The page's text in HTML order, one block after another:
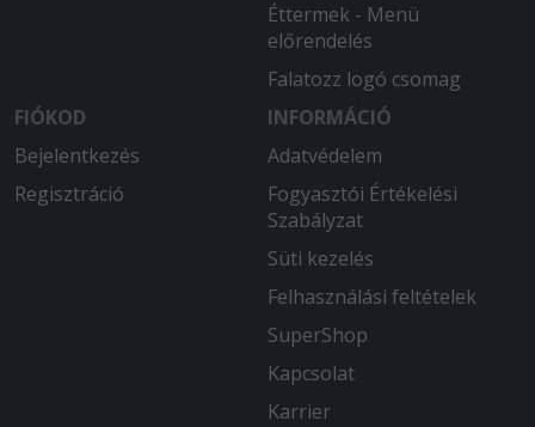
Éttermek - Menü
előrendelés
Falatozz logó csomag
FIÓKOD
Bejelentkezés
Regisztráció
INFORMÁCIÓ
Adatvédelem
Fogyasztói Értékelési
Szabályzat
Süti kezelés
Felhasználási feltételek
SuperShop
Kapcsolat
Karrier